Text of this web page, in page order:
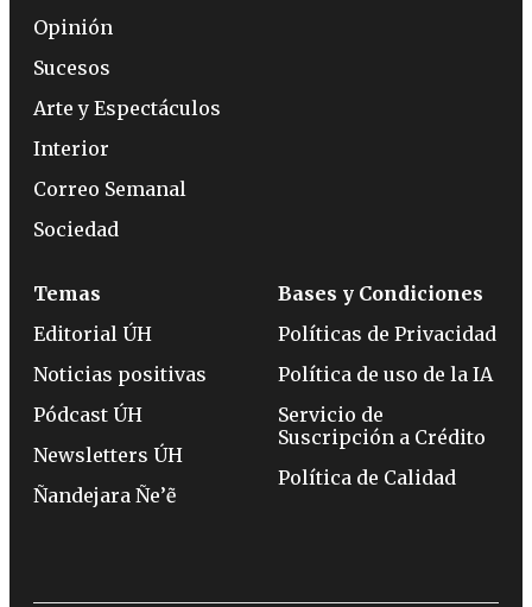
Opinión
Sucesos
Arte y Espectáculos
Interior
Correo Semanal
Sociedad
Temas
Editorial ÚH
Noticias positivas
Pódcast ÚH
Newsletters ÚH
Ñandejara Ñe’ẽ
Bases y Condiciones
Políticas de Privacidad
Política de uso de la IA
Servicio de
Suscripción a Crédito
Política de Calidad